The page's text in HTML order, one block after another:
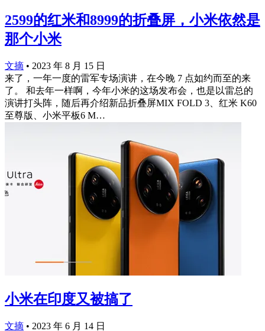
2599的红米和8999的折叠屏，小米依然是
那个小米
文摘 • 2023 年 8 月 15 日
来了，一年一度的雷军专场演讲，在今晚 7 点如约而至的来
了。 和去年一样啊，今年小米的这场发布会，也是以雷总的
演讲打头阵，随后再介绍新品折叠屏MIX FOLD 3、红米 K60
至尊版、小米平板6 M…
小米在印度又被搞了
文摘 • 2023 年 6 月 14 日